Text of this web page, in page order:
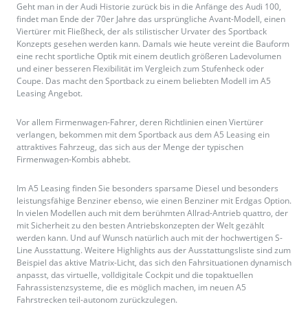
Geht man in der Audi Historie zurück bis in die Anfänge des Audi 100,
findet man Ende der 70er Jahre das ursprüngliche Avant-Modell, einen
Viertürer mit Fließheck, der als stilistischer Urvater des Sportback
Konzepts gesehen werden kann. Damals wie heute vereint die Bauform
eine recht sportliche Optik mit einem deutlich größeren Ladevolumen
und einer besseren Flexibilität im Vergleich zum Stufenheck oder
Coupe. Das macht den Sportback zu einem beliebten Modell im A5
Leasing Angebot.
Vor allem Firmenwagen-Fahrer, deren Richtlinien einen Viertürer
verlangen, bekommen mit dem Sportback aus dem A5 Leasing ein
attraktives Fahrzeug, das sich aus der Menge der typischen
Firmenwagen-Kombis abhebt.
Im A5 Leasing finden Sie besonders sparsame Diesel und besonders
leistungsfähige Benziner ebenso, wie einen Benziner mit Erdgas Option.
In vielen Modellen auch mit dem berühmten Allrad-Antrieb quattro, der
mit Sicherheit zu den besten Antriebskonzepten der Welt gezählt
werden kann. Und auf Wunsch natürlich auch mit der hochwertigen S-
Line Ausstattung. Weitere Highlights aus der Ausstattungsliste sind zum
Beispiel das aktive Matrix-Licht, das sich den Fahrsituationen dynamisch
anpasst, das virtuelle, volldigitale Cockpit und die topaktuellen
Fahrassistenzsysteme, die es möglich machen, im neuen A5
Fahrstrecken teil-autonom zurückzulegen.